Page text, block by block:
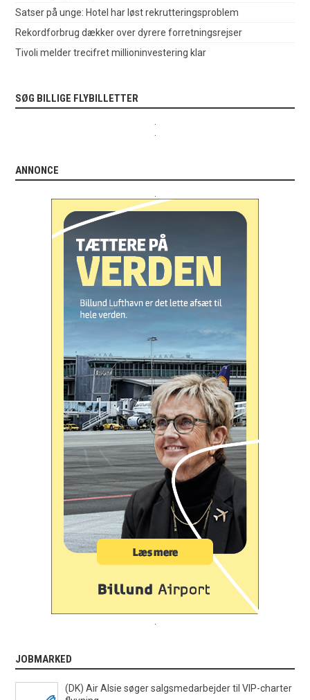
Satser på unge: Hotel har løst rekrutteringsproblem
Rekordforbrug dækker over dyrere forretningsrejser
Tivoli melder trecifret millioninvestering klar
SØG BILLIGE FLYBILLETTER
ANNONCE
JOBMARKED
(DK) Air Alsie søger salgsmedarbejder til VIP-charter